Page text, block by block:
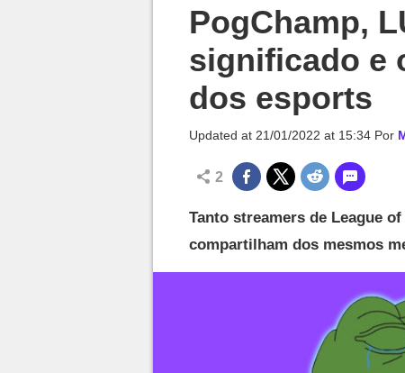
PogChamp,
significado e
dos esports
Updated at 21/01/2022 at 15:34 Por
2
Tanto streamers de League
compartilham dos mesmos